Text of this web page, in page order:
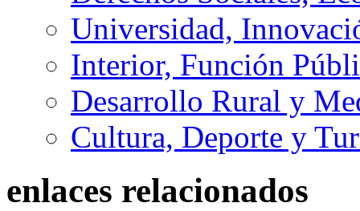
Universidad,
Interior, Función
Desarrollo Rural y
Cultura, Deporte y
enlaces relacionados